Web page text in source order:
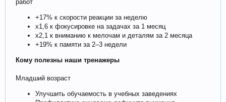
работ
+17% к скорости реакции за неделю
х1,6 к фокусировке на задачах за 1 месяц
х2,1 к вниманию к мелочам и деталям за 2 месяца
+19% к памяти за 2–3 недели
Кому полезны наши тренажеры
Младший возраст
Улучшить обучаемость в учебных заведениях